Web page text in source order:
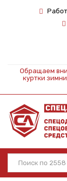
Обращаем
куртки